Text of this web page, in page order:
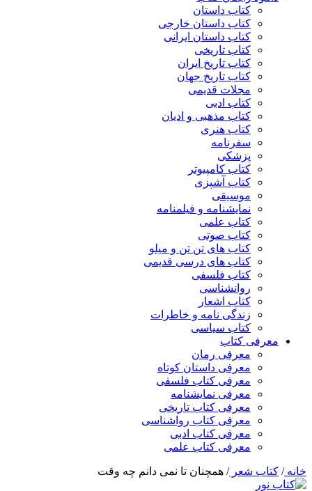
کتاب داستان
کتاب داستان خارجی
کتاب داستان ایرانی
کتاب تاریخی
کتاب تاریخ ایران
کتاب تاریخ جهان
مجلات قدیمی
کتاب ادبی
کتاب مذهبی و ادیان
کتاب هنری
سفرنامه
پزشکی
کتاب کامپیوتر
کتاب آشپزی
موسیقی
نمایشنامه و فیلمنامه
کتاب علمی
کتاب صوتی
کتاب های تن تن و میلو
کتاب های درسی قدیمی
کتاب فلسفی
روانشناسی
کتاب اشعار
زندگی نامه و خاطرات
کتاب سیاسی
معرفی کتاب
معرفی رمان
معرفی داستان کوتاه
معرفی کتاب فلسفی
معرفی نمایشنامه
معرفی کتاب تاریخی
معرفی کتاب رواشناسی
معرفی کتاب ادبی
معرفی کتاب علمی
خانه/ کتاب شعر/ همچنان تا نمی دانم چه وقت